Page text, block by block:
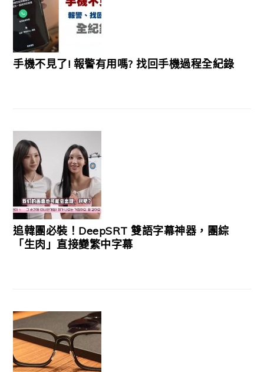
手機不見了! 報警有用嗎? 找回手機過程全紀錄
追韓團必裝！DeepSRT 雙語字幕神器，團綜
「生肉」直接變繁中字幕